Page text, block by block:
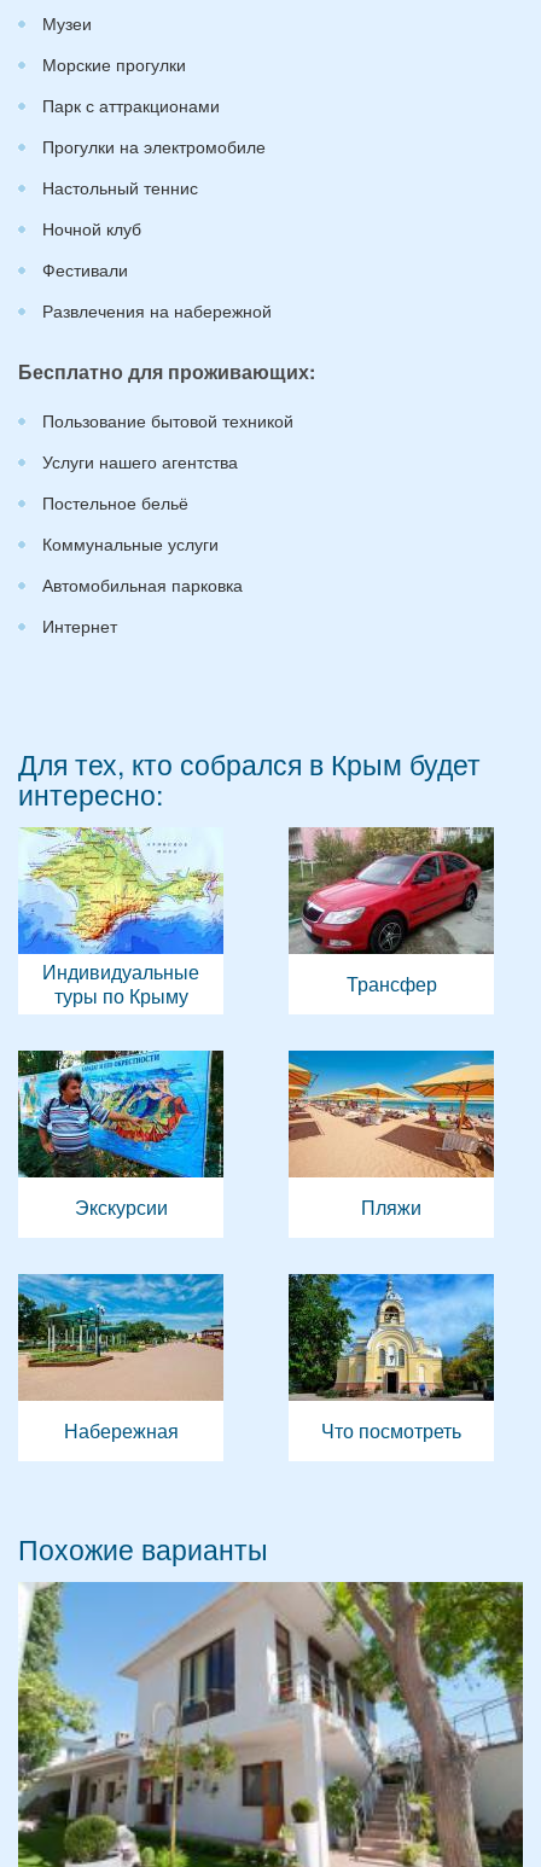
Музеи
Морские прогулки
Парк с аттракционами
Прогулки на электромобиле
Настольный теннис
Ночной клуб
Фестивали
Развлечения на набережной
Бесплатно для проживающих:
Пользование бытовой техникой
Услуги нашего агентства
Постельное бельё
Коммунальные услуги
Автомобильная парковка
Интернет
Для тех, кто собрался в Крым будет
интересно:
Индивидуальные
туры по Крыму
Трансфер
Экскурсии Пляжи
Набережная Что посмотреть
Похожие варианты